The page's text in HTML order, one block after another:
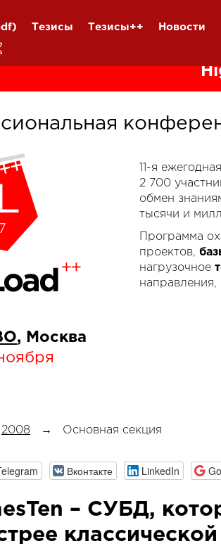
Тезисы Тезисы++ Новости
, Москва
11-я
2 700
обмен
тысячи и
Программа
проектов,
нагрузочное
2008 → Основная секция
Вконтакте LinkedIn
– СУБД,